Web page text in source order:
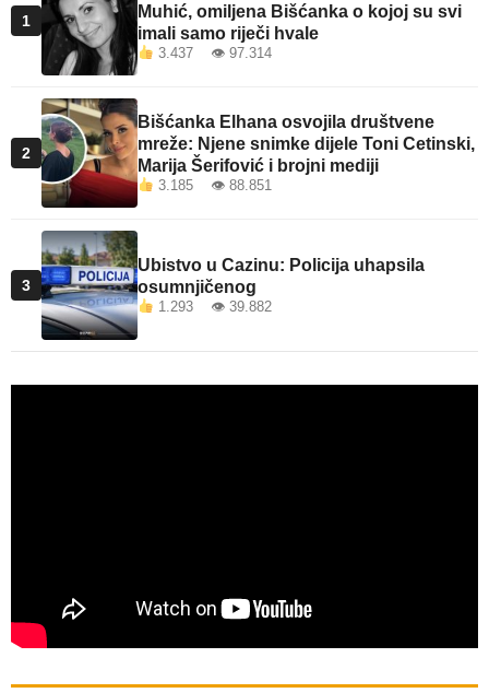
1
Muhić, omiljena Bišćanka o kojoj su svi
imali samo riječi hvale
3.437 👁 97.314
2
Bišćanka Elhana osvojila društvene
mreže: Njene snimke dijele Toni Cetinski,
Marija Šerifović i brojni mediji
3.185 👁 88.851
3
Ubistvo u Cazinu: Policija uhapsila
osumnjičenog
1.293 👁 39.882